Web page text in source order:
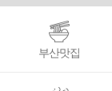
부산맛집